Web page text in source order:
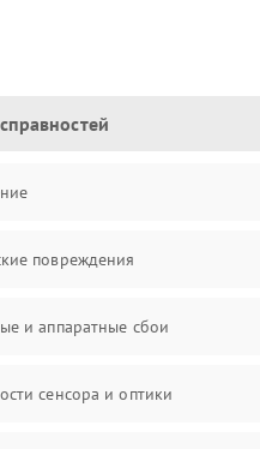
повреждения
и аппаратные сбои
сенсора и оптики